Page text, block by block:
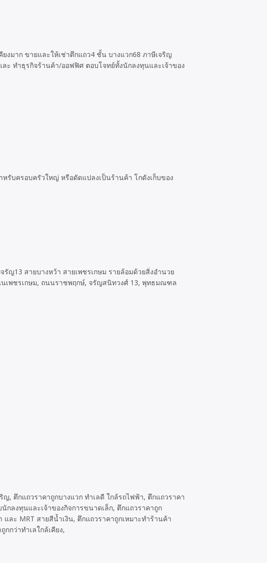
งมาก ขายและให้เช่าตึกแถว4 ชั้น บางแวก68 ภาษีเจริญ
ละ ทำธุรกิจร้านค้า/ออฟฟิศ ตอบโจทย์ทั้งนักลงทุนและเจ้าของ
รับครอบครัวใหญ่ หรือดัดแปลงเป็นร้านค้า โกดังเก็บของ
รัญ13 สายบางหว้า สายเพชรเกษม รายล้อมด้วยสิ่งอำนวย
นเพชรเกษม, ถนนราชพฤกษ์, จรัญสนิทวงศ์ 13, พุทธมณฑล
, ตึกแถวราคาถูกบางแวก ทำเลดี ใกล้รถไฟฟ้า, ตึกแถวราคา
กลงทุนและเจ้าของกิจการขนาดเล็ก, ตึกแถวราคาถูก
ละ MRT สายสีน้ำเงิน, ตึกแถวราคาถูกเหมาะทำร้านค้า
กว่าทำเลใกล้เคียง,